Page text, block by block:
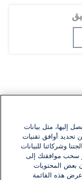
إليها، مثل بيانات
تحديد أوافق تقنيات
وشركائنا للبيانات
سحب موافقتك إلى
بعض المحتويات
عرض هذه القائمة